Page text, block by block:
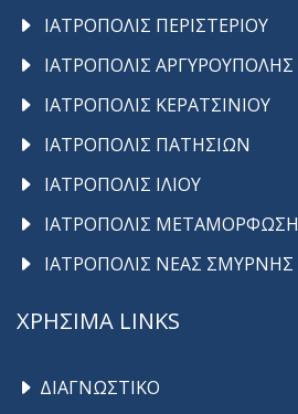
ΙΑΤΡΟΠΟΛΙΣ ΠΕΡΙΣΤΕΡΙΟΥ
ΙΑΤΡΟΠΟΛΙΣ ΑΡΓΥΡΟΥΠΟΛΗΣ
ΙΑΤΡΟΠΟΛΙΣ ΚΕΡΑΤΣΙΝΙΟΥ
ΙΑΤΡΟΠΟΛΙΣ ΠΑΤΗΣΙΩΝ
ΙΑΤΡΟΠΟΛΙΣ ΙΛΙΟΥ
ΙΑΤΡΟΠΟΛΙΣ ΜΕΤΑΜΟΡΦΩΣΗ
ΙΑΤΡΟΠΟΛΙΣ ΝΕΑΣ ΣΜΥΡΝΗΣ
ΧΡΗΣΙΜΑ LINKS
ΔΙΑΓΝΩΣΤΙΚΟ